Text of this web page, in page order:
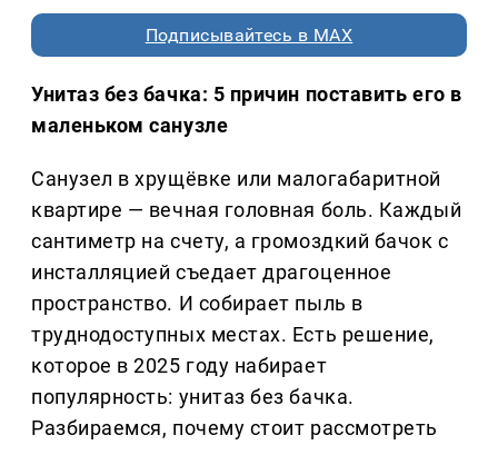
Подписывайтесь в MAX
Унитаз без бачка: 5 причин поставить его в
маленьком санузле
Санузел в хрущёвке или малогабаритной
квартире — вечная головная боль. Каждый
сантиметр на счету, а громоздкий бачок с
инсталляцией съедает драгоценное
пространство. И собирает пыль в
труднодоступных местах. Есть решение,
которое в 2025 году набирает
популярность: унитаз без бачка.
Разбираемся, почему стоит рассмотреть